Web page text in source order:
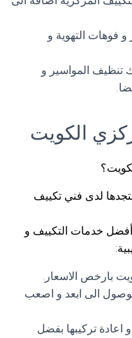
فوهات التهوية و
تنظيف المواسير و
الكويت
لدى فني تكييف
خدمات التكييف و
بارخص الاسعار.
الى ابعد و اصعب
اعادة تركيبها بفضل